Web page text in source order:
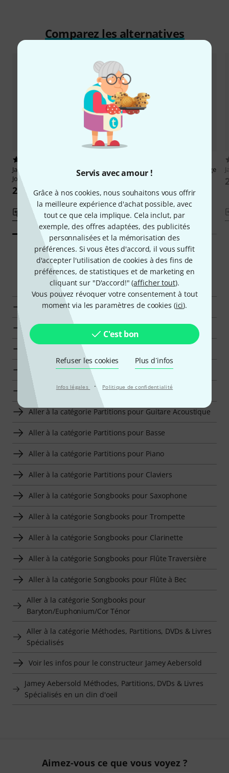
Servis avec amour !
Grâce à nos cookies, nous souhaitons vous offrir
la meilleure expérience d'achat possible, avec
tout ce que cela implique. Cela inclut, par
exemple, des offres adaptées, des publicités
personnalisées et la mémorisation des
préférences. Si vous êtes d'accord, il vous suffit
d'accepter l'utilisation de cookies à des fins de
préférences, de statistiques et de marketing en
cliquant sur "D'accord!" (afficher tout).
Vous pouvez révoquer votre consentement à tout
moment via les paramètres de cookies (ici).
C'est bon
Refuser les cookies Plus d´infos
Infos légales · Politique de confidentialité
Comparez les alternatives
Jamey Aebersold
Antonio Carlos
Jobim
20,80 €
Comparer
Jamey Aebersold Maiden Voyage
Comparer
Navigateur intelligent
Jamey Aebersold Jazz Play-Along en un clin d'oeil
Aller à la catégorie Jazz Play-Along
Aller à la catégorie Songbooks pour Trombone
Aller à la catégorie Partitions pour Violon
Aller à la catégorie Partitions pour Guitare Electrique
Aller à la catégorie Partitions pour Guitare Acoustique
Aller à la catégorie Partitions pour Basse
Aller à la catégorie Partitions pour Piano
Aller à la catégorie Partitions pour Claviers
Aller à la catégorie Songbooks pour Saxophone
Aller à la catégorie Songbooks pour Trompette
Aller à la catégorie Songbooks pour Clarinette
Aller à la catégorie Songbooks pour Flûte Traversière
Aller à la catégorie Songbooks pour Flûte à Bec
Aller à la catégorie Songbooks pour
Baryton/Euphonium/Cor Ténor
Aller à la catégorie Méthodes, Partitions, DVDs & Livres
Spécialisés
Voir les infos pour le constructeur Jamey Aebersold
Jamey Aebersold Méthodes, Partitions, DVDs & Livres
Spécialisés en un clin d'oeil
Aimez-vous ce que vous voyez ?